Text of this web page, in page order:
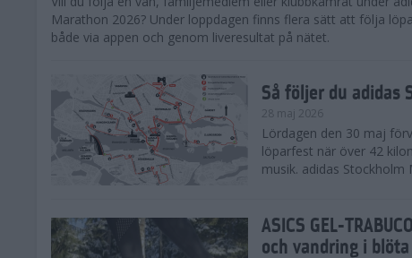
Marathon 2026? Under loppdagen finns flera sätt att följa
både via appen och genom liveresultat på nätet.
Så följer du adidas
28 maj 2026
Lördagen den 30 maj
löparfest när över 42
musik. adidas
ASICS GEL-
och vandring i